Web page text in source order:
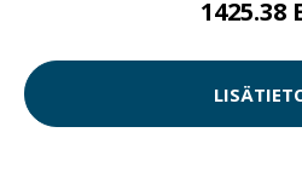
1425.38